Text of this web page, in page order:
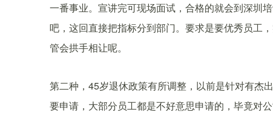
一番事业。宣讲完可现场面试，合格的就会到深圳
吧，这回直接把指标分到部门。要求是要优秀员工
管会拱手相让呢。
第二种，45岁退休政策有所调整，以前是针对有杰
要申请，大部分员工都是不好意思申请的，毕竟对